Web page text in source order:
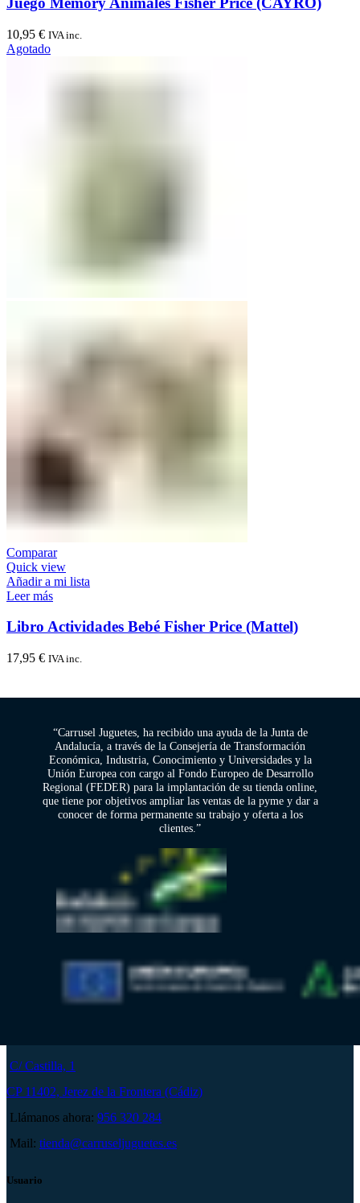
10,95 € IVA inc.
Agotado
Comparar
Quick view
Añadir a mi lista
Leer más
Libro Actividades Bebé Fisher Price (Mattel)
17,95 € IVA inc.
“Carrusel Juguetes, ha recibido una ayuda de la Junta de
Andalucía, a través de la Consejería de Transformación
Económica, Industria, Conocimiento y Universidades y la
Unión Europea con cargo al Fondo Europeo de Desarrollo
Regional (FEDER) para la implantación de su tienda online,
que tiene por objetivos ampliar las ventas de la pyme y dar a
conocer de forma permanente su trabajo y oferta a los
clientes.”
C/ Castilla, 1
CP 11402, Jerez de la Frontera (Cádiz)
Llámanos ahora: 956 320 284
Mail: tienda@carruseljuguetes.es
Usuario